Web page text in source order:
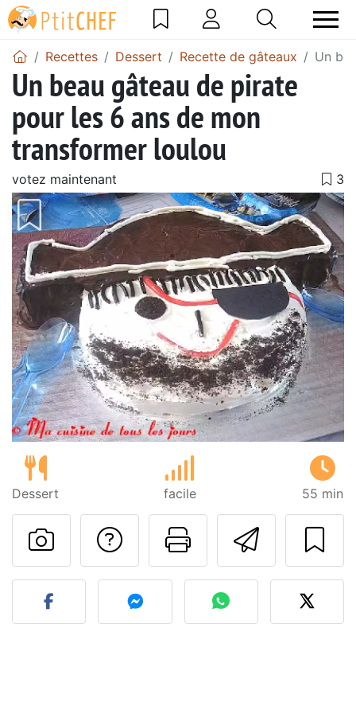
Recettes Dessert Recette de gâteaux Un
Un beau gâteau de pirate
pour les 6 ans de mon
transformer loulou
votez maintenant
Dessert facile 55 min
Imprimer
Poser une
Publier votre photo de